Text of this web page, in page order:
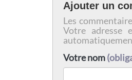
Ajouter un
Les
Votre adresse
Votre nom